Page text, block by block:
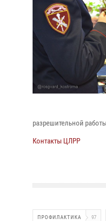
разрешительной
Контакты ЦЛРР
ПРОФИЛАКТИКА 97